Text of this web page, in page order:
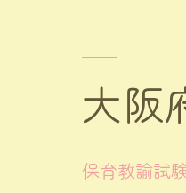
大阪
保育教諭試